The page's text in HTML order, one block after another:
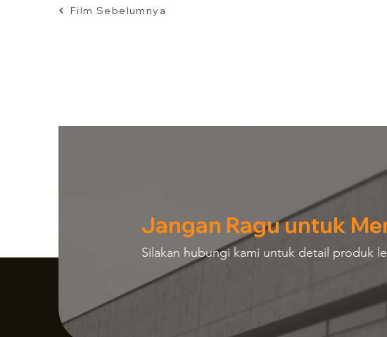
Film Sebelumnya
Jangan Ragu untuk
Silakan hubungi kami untuk detail produk